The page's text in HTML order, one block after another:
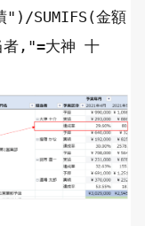
" )/SUMIFS (金額
者, "=大神 十